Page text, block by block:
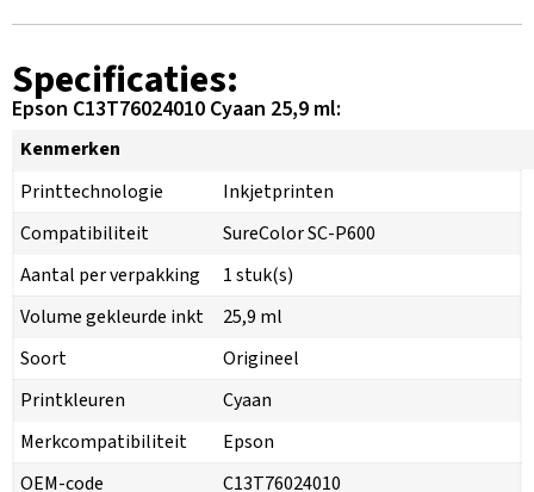
Specificaties:
Epson C13T76024010 Cyaan 25,9 ml:
Kenmerken
Printtechnologie
Inkjetprinten
Compatibiliteit
SureColor SC-P600
Aantal per verpakking
1 stuk(s)
Volume gekleurde inkt
25,9 ml
Soort
Origineel
Printkleuren
Cyaan
Merkcompatibiliteit
Epson
OEM-code
C13T76024010